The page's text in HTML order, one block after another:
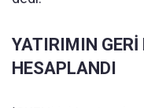
YATIRIMIN
HESAPLANDI